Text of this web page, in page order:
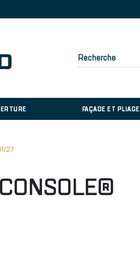
Recherche
FAÇADE ET PLIAGE
27